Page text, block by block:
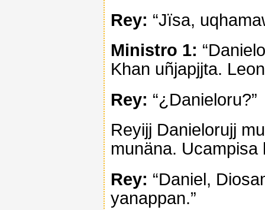
Rey: “Jïsa,
Ministro 1:
Khan uñjapjjta.
Rey: “¿Danieloru?”
Reyijj Danielorujj
munäna. Ucampisa
Rey: “Daniel,
yanappan.”